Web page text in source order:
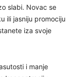
slabi. Novac se
ili jasniju promociju
iza svoje
i manje